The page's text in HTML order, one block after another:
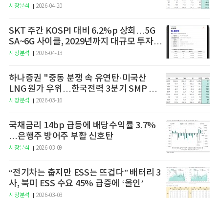
시장분석 2026-04-20
SKT 주간 KOSPI 대비 6.2%p 상회…5G
SA~6G 사이클, 2029년까지 대규모 투자
예고
시장분석 2026-04-13
하나증권 "중동 분쟁 속 유연탄·미국산
LNG 원가 우위…한국전력 3분기 SMP 상
승 전망"
시장분석 2026-03-16
국채금리 14bp 급등에 배당수익률 3.7%
…은행주 방어주 부활 신호탄
시장분석 2026-03-09
“전기차는 춥지만 ESS는 뜨겁다” 배터리 3
사, 북미 ESS 수요 45% 급증에 ‘올인’
시장분석 2026-03-03